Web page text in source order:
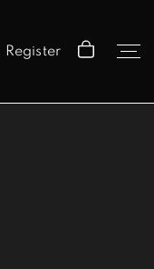
Register